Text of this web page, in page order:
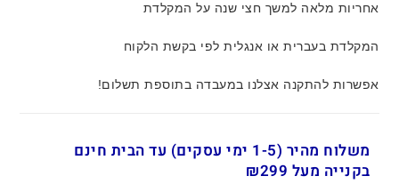
אחריות מלאה למשך חצי שנה על המקלדת
המקלדת בעברית או אנגלית לפי בקשת הלקוח
אפשרות להתקנה אצלנו במעבדה בתוספת תשלום!
משלוח מהיר (1-5 ימי עסקים) עד הבית חינם
בקנייה מעל ₪299